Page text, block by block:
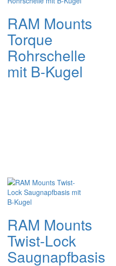
RAM Mounts
Torque
Rohrschelle
mit B-Kugel
RAM Mounts
Twist-Lock
Saugnapfbasis